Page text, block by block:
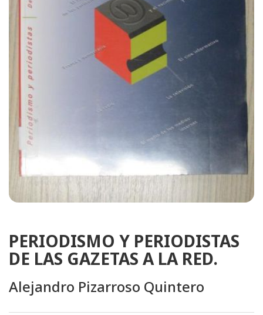
PERIODISMO Y PERIODISTAS
DE LAS GAZETAS A LA RED.
Alejandro Pizarroso Quintero